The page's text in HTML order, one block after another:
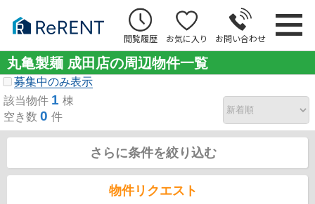
閲覧履歴 お気に入り お問い合わせ
丸亀製麺 成田店の周辺物件一覧
募集中のみ表示
該当物件 1 棟
空き数 0 件
さらに条件を絞り込む
物件リクエスト